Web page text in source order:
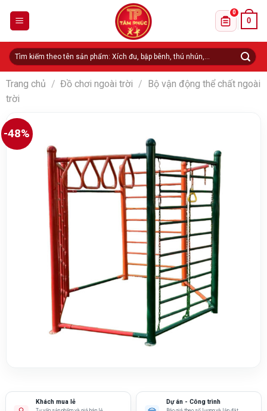
0
Danh sách
0
Tìm
kiếm:
Trang chủ / Đồ chơi ngoài trời / Bộ vận động thể chất ngoài
trời
-48%
Khách mua lẻ Dự án - Công trình